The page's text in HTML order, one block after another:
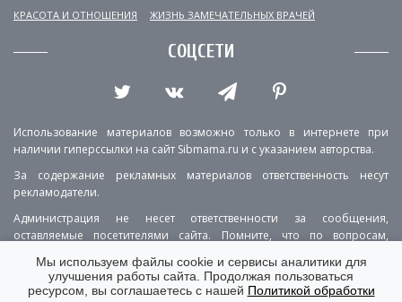
КРАСОТА И ОТНОШЕНИЯ ЖИЗНЬ ЗАМЕЧАТЕЛЬНЫХ ВРАЧЕЙ
СОЦСЕТИ
Использование материалов возможно только в интернете при
наличии гиперссылки на сайт Sibmama.ru и с указанием авторства.
За содержание рекламных материалов ответственность несут
рекламодатели.
Администрация не несет ответственности за сообщения,
оставляемые посетителями сайта. Помните, что по вопросам,
РЕКЛАМА О ПРОЕКТЕ
КОНТАКТЫ
Мы используем файлы cookie и сервисы аналитики для
улучшения работы сайта. Продолжая пользоваться
ресурсом, вы соглашаетесь с нашей Политикой обработки